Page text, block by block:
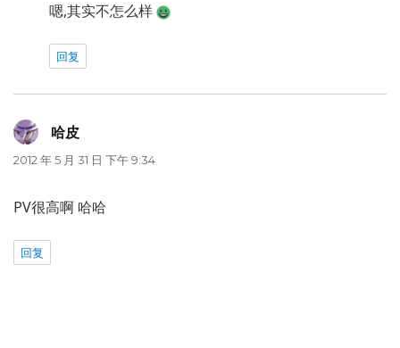
嗯,其实不怎么样
回复
哈皮
道：
2012 年 5 月 31 日 下午 9:34
PV很高啊 哈哈
回复